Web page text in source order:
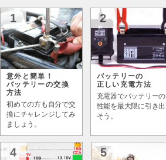
1
意外と簡単！
バッテリーの交換
方法
初めての方も自分で交
換にチャレンジしてみ
ましょう。
2
バッテリーの
正しい充電方法
充電器でバッテリーの
性能を最大限に引き出
そう。
4 5